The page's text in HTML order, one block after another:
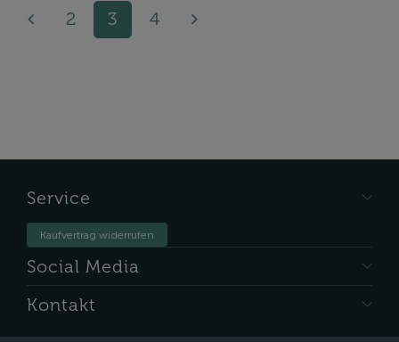
2 3 4
Service
Kaufvertrag widerrufen
Social Media
Kontakt